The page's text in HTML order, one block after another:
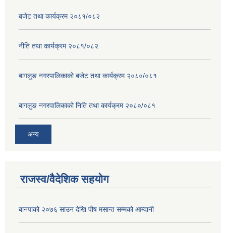
बजेट तथा कार्यक्रम २०८१/०८२
नीति तथा कार्यक्रम २०८१/०८२
बागलुङ नगरपालिकाको बजेट तथा कार्यक्रम २०८०/०८१
बागलुङ नगरपालिकाको निति तथा कार्यक्रम २०८०/०८१
अन्य
राजस्व/वैदेशिक सहयोग
बानपाको २०७६ साउन देखि पौष मसान्त सम्मको आम्दानी